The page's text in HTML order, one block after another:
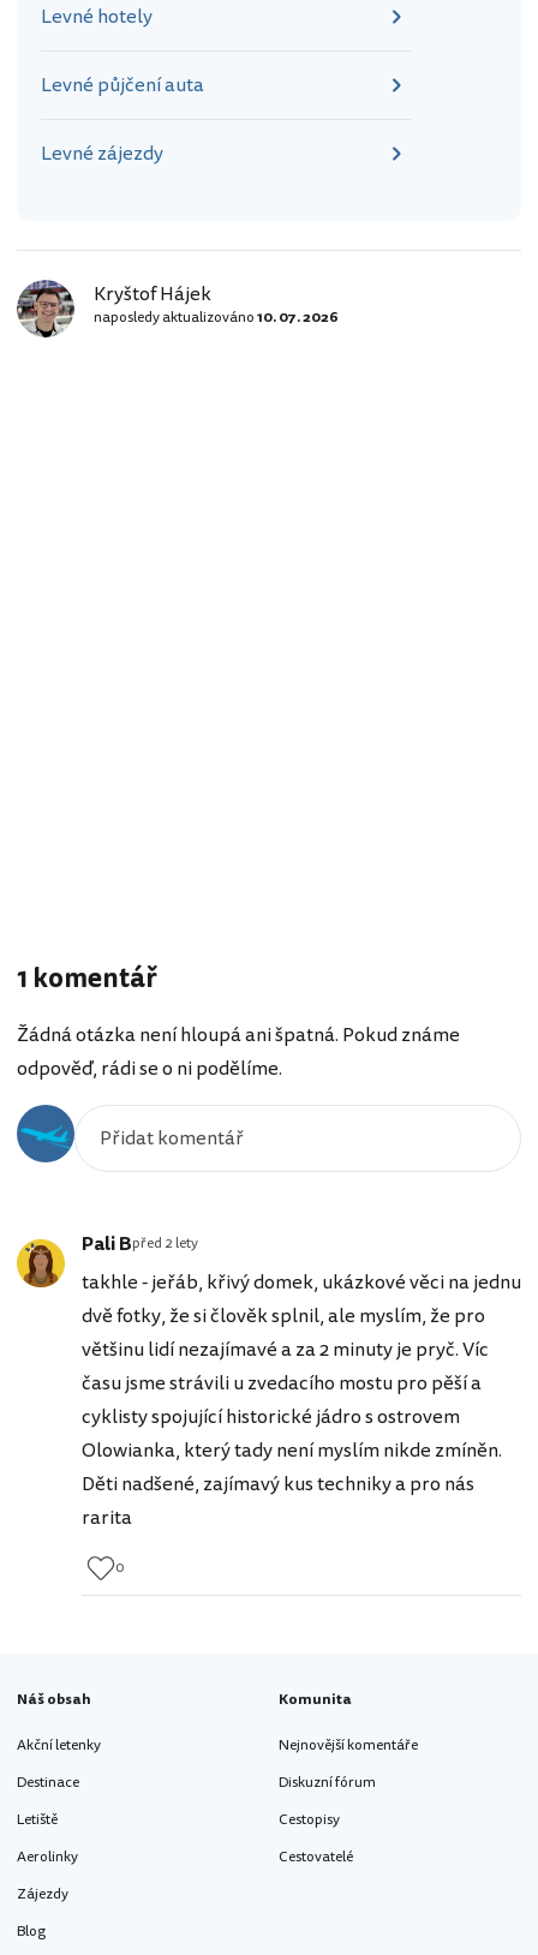
Levné hotely
Levné půjčení auta
Levné zájezdy
Kryštof Hájek
naposledy aktualizováno10. 07. 2026
1 komentář
Žádná otázka není hloupá ani špatná. Pokud známe
odpověď, rádi se o ni podělíme.
Pali Bpřed 2 lety
takhle - jeřáb, křivý domek, ukázkové věci na jednu
dvě fotky, že si člověk splnil, ale myslím, že pro
většinu lidí nezajímavé a za 2 minuty je pryč. Víc
času jsme strávili u zvedacího mostu pro pěší a
cyklisty spojující historické jádro s ostrovem
Olowianka, který tady není myslím nikde zmíněn.
Děti nadšené, zajímavý kus techniky a pro nás
rarita
0
Náš obsah
Akční letenky
Destinace
Letiště
Aerolinky
Zájezdy
Blog
Komunita
Nejnovější komentáře
Diskuzní fórum
Cestopisy
Cestovatelé